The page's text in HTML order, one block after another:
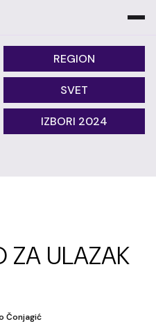
REGION
SVET
IZBORI 2024
ZA ULAZAK
Čonjagić